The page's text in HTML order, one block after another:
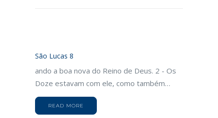
São Lucas 8
ando a boa nova do Reino de Deus. 2 - Os
Doze estavam com ele, como também…
READ MORE